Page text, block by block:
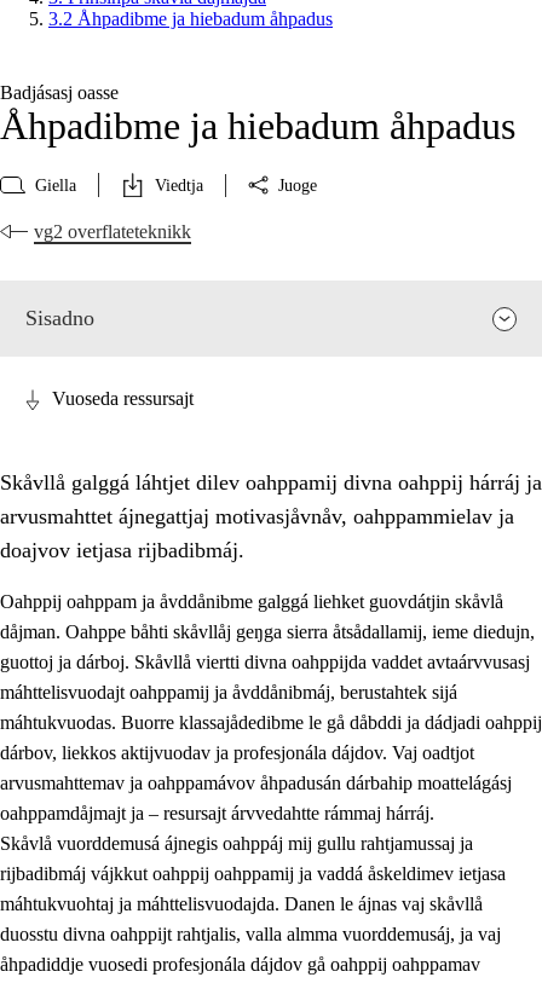
3.2 Åhpadibme ja hiebadum åhpadus
Badjásasj oasse
Åhpadibme ja hiebadum åhpadus
Giella Viedtja Juoge
vg2 overflateteknikk
Sisadno
3. Prinsihpa skåvlå dåjmajda
3.1 Sebrudahtte oahppambirás
3.2 Åhpadibme ja hiebadum åhpadus
3.3 Aktisasjbarggo sijda ja skåvlå gaskan
3.4 Åhpadus åhpadusvidnudagán ja barggoiellemin
Vuoseda ressursajt
Skåvllå galggá láhtjet dilev oahppamij divna oahppij hárráj ja
arvusmahttet ájnegattjaj motivasjåvnåv, oahppammielav ja
doajvov ietjasa rijbadibmáj.
Oahppij oahppam ja åvddånibme galggá liehket guovdátjin skåvlå
dåjman. Oahppe båhti skåvllåj geŋga sierra åtsådallamij, ieme diedujn,
guottoj ja dárboj. Skåvllå viertti divna oahppijda vaddet avtaárvvusasj
máhttelisvuodajt oahppamij ja åvddånibmáj, berustahtek sijá
máhtukvuodas. Buorre klassajådedibme le gå dåbddi ja dádjadi oahppij
dárbov, liekkos aktijvuodav ja profesjonála dájdov. Vaj oadtjot
arvusmahttemav ja oahppamávov åhpadusán dárbahip moattelágásj
oahppamdåjmajt ja – resursajt árvvedahtte rámmaj hárráj.
Skåvlå vuorddemusá ájnegis oahppáj mij gullu rahtjamussaj ja
rijbadibmáj vájkkut oahppij oahppamij ja vaddá åskeldimev ietjasa
máhtukvuohtaj ja máhttelisvuodajda. Danen le ájnas vaj skåvllå
duosstu divna oahppijt rahtjalis, valla almma vuorddemusáj, ja vaj
åhpadiddje vuosedi profesjonála dájdov gå oahppij oahppamav